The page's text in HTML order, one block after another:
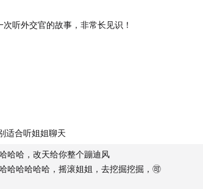
– I Won’t Back Down
Home, Country Roads
：Tang-x-x
听外交官的故事，非常长见识！
适合听姐姐聊天
哈哈，改天给你整个蹦迪风
哈哈哈哈哈，摇滚姐姐，去挖掘挖掘，🉑